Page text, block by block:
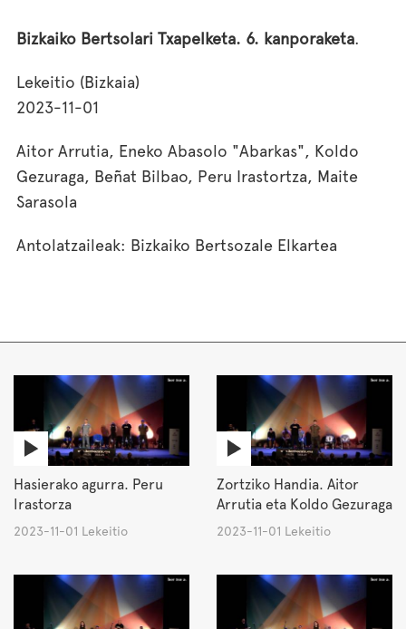
Bizkaiko Bertsolari Txapelketa. 6. kanporaketa.
Lekeitio (Bizkaia)
2023-11-01
Aitor Arrutia, Eneko Abasolo "Abarkas", Koldo
Gezuraga, Beñat Bilbao, Peru Irastortza, Maite
Sarasola
Antolatzaileak: Bizkaiko Bertsozale Elkartea
Hasierako agurra. Peru
Irastorza
2023-11-01 Lekeitio
Zortziko Handia. Aitor
Arrutia eta Koldo Gezuraga
2023-11-01 Lekeitio